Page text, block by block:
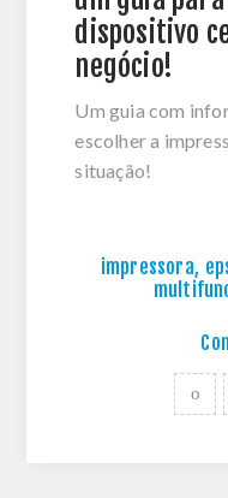
dispositivo
negócio!
Um guia com
escolher a
situação!
impressora,